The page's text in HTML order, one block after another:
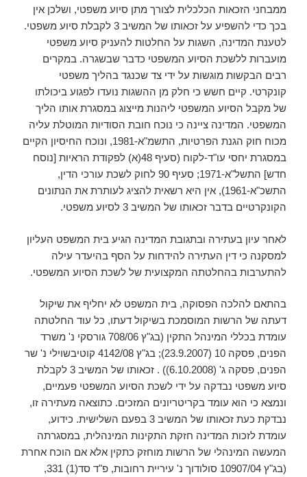
ממבחני הזכאות הכלכלית לצורך מתן סיוע משפטי, ושלכן אין
בכך כדי להשפיע על זכאותו של המשיב 3 לקבלת סיוע משפטי.
לטענת המדינה, השגות על החלטות להעניק סיוע משפטי
מועברות ללשכת הסיוע המשפטי כדבר שבשגרה. במקרים
רבים הבקשות מוגשות על ידי צד שכנגד בהליך משפטי
קונקרטי. קיים חשש כי חלק מן ההשגות נועדו לפגוע ביכולתו
של מקבל הסיוע המשפטי ליהנות מייצוג במסגרת אותו הליך
המשפטי. המדינה ציינה כי נוכח חובת הסודיות המוטלת עליה
מכוח חוק הגנת הפרטיות, התשמ"א-1981, ונוכח החיסיון הקיים
במסגרת יחסי עו"ד-לקוח (סעיף 48(א) לפקודת הראיות [נוסח
חדש] התשל"א-1971; סעיף 90 לחוק לשכת עורכי הדין,
התשכ"א-1961), אין היא רשאית להציג לעותרת את הנתונים
הקונקרטיים בדבר זכאותו של המשיב 3 לסיוע משפטי.
לאחר עיון בעתירה ובתגובת המדינה הגיע בית המשפט העליון
למסקנה כי דין העתירה להידחות על הסף בהיעדר עילה
להתערבות בהחלטתה המקצועית של לשכת הסיוע המשפטי.
בהתאם להלכה הפסוקה, בית המשפט לא יחליף את שיקול
דעתה של הרשות המוסמכת בשיקול דעתו, כל עוד החלטתה
עומדת בכללי המינהל התקין (בג"ץ 708/06 גורסקי נ' משרד
הפנים, פסקה 10 (23.9.2007); בג"ץ 4142/08 קוטיבשוילי נ' שר
הפנים, פסקה ג' (6.10.2008)) . זכאותו של המשיב 3 לקבלת
סיוע משפטי נבדקה על ידי לשכת הסיוע המשפטי פעמיים,
ונמצא כי הוא עומד בקריטריונים המזכים. כתוצאה מעתירה זו,
נבדקת כעת זכאותו של המשיב 3 בפעם השלישית. כידוע,
עומדת לזכות המדינה חזקת התקינות המינהלית, במסגרתה
המעשה המינהלי של הרשות מוחזק כתקין אלא אם הוכח אחרת
(בג"ץ 10907/04 סולודוך נ' עיריית רחובות, פ"ד סד(1) 331,